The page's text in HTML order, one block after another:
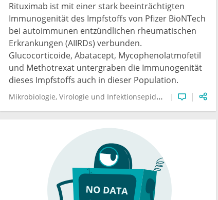
Rituximab ist mit einer stark beeinträchtigten
Immunogenität des Impfstoffs von Pfizer BioNTech
bei autoimmunen entzündlichen rheumatischen
Erkrankungen (AIIRDs) verbunden.
Glucocorticoide, Abatacept, Mycophenolatmofetil
und Methotrexat untergraben die Immunogenität
dieses Impfstoffs auch in dieser Population.
Mikrobiologie, Virologie und Infektionsepidemiologie